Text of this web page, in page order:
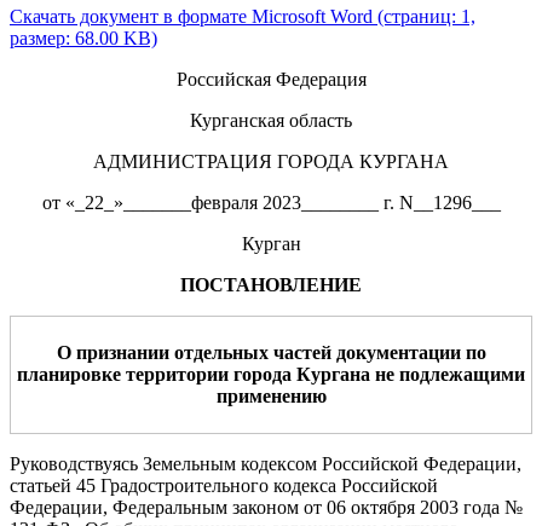
Скачать документ в формате Microsoft Word (страниц: 1,
размер: 68.00 KB)
Российская Федерация
Курганская область
АДМИНИСТРАЦИЯ ГОРОДА КУРГАНА
от «_22_»_______февраля 2023________ г. N__1296___
Курган
ПОСТАНОВЛЕНИЕ
О признании отдельных частей документации по
планировке территории города Кургана не подлежащими
применению
Руководствуясь Земельным кодексом Российской Федерации,
статьей 45 Градостроительного кодекса Российской
Федерации, Федеральным законом от 06 октября 2003 года №